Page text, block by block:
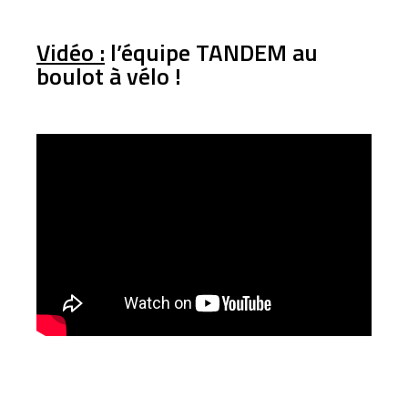
Vidéo : l’équipe TANDEM au
boulot à vélo !